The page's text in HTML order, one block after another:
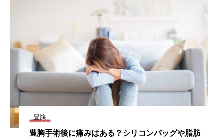
豊胸手術の種類を比較｜それぞれのメリット